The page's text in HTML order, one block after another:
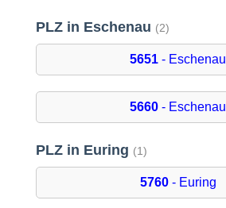
PLZ in Eschenau (2)
5651 - Eschenau
5660 - Eschenau
PLZ in Euring (1)
5760- Euring